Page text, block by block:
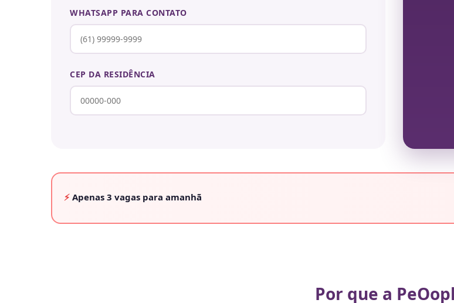
WHATSAPP PARA CONTATO
CEP DA RESIDÊNCIA
⚡ Apenas 3 vagas para amanhã
Por que a